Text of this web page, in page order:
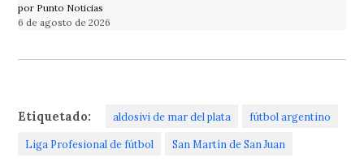
por Punto Noticias
6 de agosto de 2026
Etiquetado: aldosivi de mar del plata fútbol argentino
Liga Profesional de fútbol San Martín de San Juan